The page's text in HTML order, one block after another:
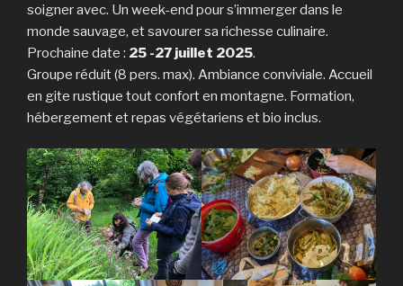
soigner avec. Un week-end pour s’immerger dans le
monde sauvage, et savourer sa richesse culinaire.
Prochaine date : 25 -27 juillet 2025.
Groupe réduit (8 pers. max). Ambiance conviviale. Accueil
en gite rustique tout confort en montagne. Formation,
hébergement et repas végétariens et bio inclus.